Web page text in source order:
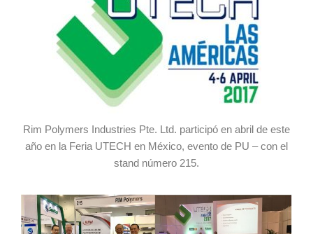
Rim Polymers Industries Pte. Ltd. participó en abril de este
año en la Feria UTECH en México, evento de PU – con el
stand número 215.